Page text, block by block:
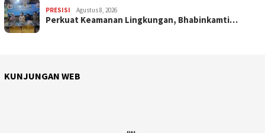
PRESISI Agustus 8, 2026
Perkuat Keamanan Lingkungan, Bhabinkamti…
KUNJUNGAN WEB